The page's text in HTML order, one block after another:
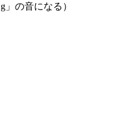
の音になる）